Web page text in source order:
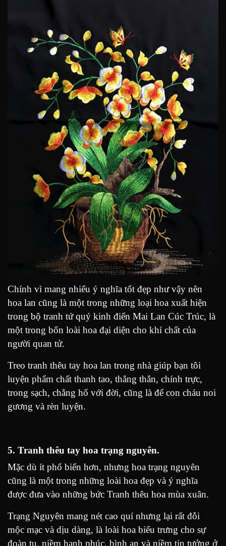
Chính vì mang nhiểu ý nghĩa tốt đẹp như vậy nên
hoa lan cũng là một trong những loại hoa xuất hiện
trong bộ tranh tứ quý kinh điển Mai Lan Cúc Trúc, là
một trong bốn loài hoa đại diện cho khí chất của
người quan tử.
Treo tranh thêu tay hoa lan trong nhà giúp bạn tôi
luyện phẩm chất thanh tao, thẳng thắn, chính trực,
trong sạch, chẳng hổ với đời, cũng là để con cháu noi
gương và rèn luyện.
5. Tranh thêu tay hoa trạng nguyên.
Mặc dù ít phổ biến hơn, nhưng hoa trạng nguyên
cũng là một trong những loài hoa đẹp và ý nghĩa
được đưa vào những bức Tranh thêu hoa mùa xuân.
Trạng Nguyên mang nét cao quí nhưng lại rất đỗi
mộc mạc và dịu dàng, là loài hoa biểu trưng cho sự
đoàn tụ, niềm hạnh phúc, bình an và niềm tin tưởng ở